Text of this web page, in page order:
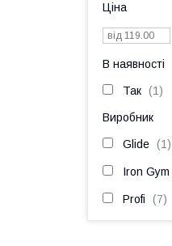
Ціна
В наявності
Так 1
Виробник
Glide 1
Iron Gym
Profi 7